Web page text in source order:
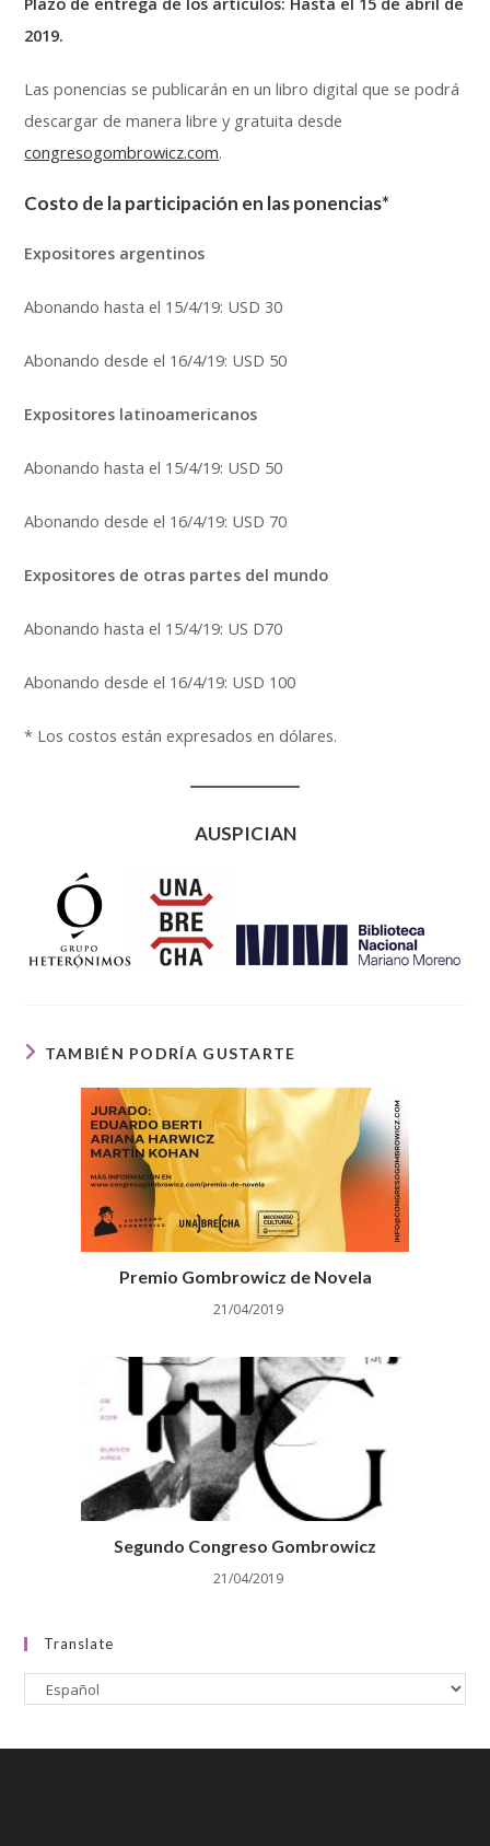
2019.
Las ponencias se publicarán en un libro digital que se podrá
descargar de manera libre y gratuita desde
congresogombrowicz.com.
Costo de la participación en las ponencias*
Expositores argentinos
Abonando hasta el 15/4/19: USD 30
Abonando desde el 16/4/19: USD 50
Expositores latinoamericanos
Abonando hasta el 15/4/19: USD 50
Abonando desde el 16/4/19: USD 70
Expositores de otras partes del mundo
Abonando hasta el 15/4/19: US D70
Abonando desde el 16/4/19: USD 100
* Los costos están expresados en dólares.
AUSPICIAN
TAMBIÉN PODRÍA GUSTARTE
Premio Gombrowicz de Novela
21/04/2019
Segundo Congreso Gombrowicz
21/04/2019
Translate